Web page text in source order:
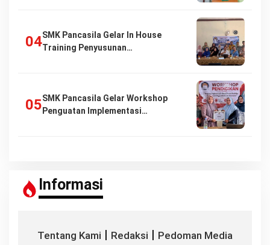
SMK Pancasila Gelar In House
Training Penyusunan…
SMK Pancasila Gelar Workshop
Penguatan Implementasi…
Informasi
Tentang Kami | Redaksi | Pedoman Media